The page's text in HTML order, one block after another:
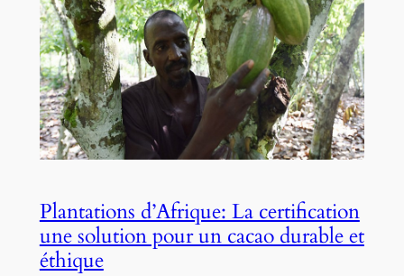
Plantations d’Afrique: La certification
une solution pour un cacao durable et
éthique